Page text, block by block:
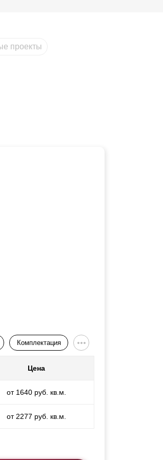
проекты
Комплектация
Цена
от 1640 руб. кв.м.
от 2277 руб. кв.м.